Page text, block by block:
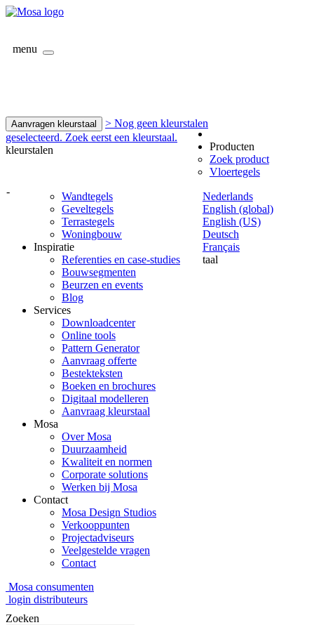
menu
Aanvragen kleurstaal
> Nog geen kleurstalen
geselecteerd. Zoek eerst een kleurstaal.
kleurstalen
-
Nederlands
English (global)
English (US)
Deutsch
Français
taal
Producten
Zoek product
Vloertegels
Wandtegels
Geveltegels
Terrastegels
Woningbouw
Inspiratie
Referenties en case-studies
Bouwsegmenten
Beurzen en events
Blog
Services
Downloadcenter
Online tools
Pattern Generator
Aanvraag offerte
Bestekteksten
Boeken en brochures
Digitaal modelleren
Aanvraag kleurstaal
Mosa
Over Mosa
Duurzaamheid
Kwaliteit en normen
Corporate solutions
Werken bij Mosa
Contact
Mosa Design Studios
Verkooppunten
Projectadviseurs
Veelgestelde vragen
Contact
Mosa consumenten
login distributeurs
Zoeken